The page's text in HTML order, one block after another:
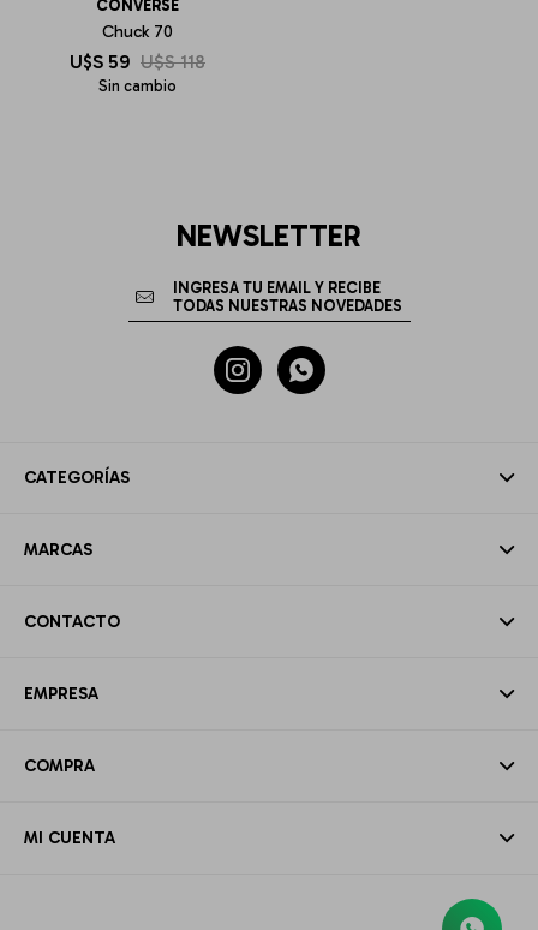
CONVERSE
Chuck 70
U$S 59 U$S 118
Sin cambio
CATEGORÍAS
MARCAS
CONTACTO
EMPRESA
COMPRA
MI CUENTA
NEWSLETTER
 